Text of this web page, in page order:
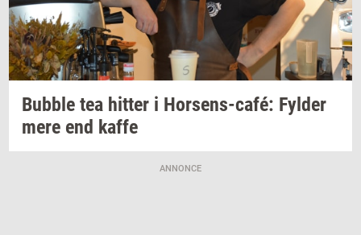
Bubb­le tea hit­ter i Horsens-​café: Fyl­der
mere end kaffe
ANNONCE